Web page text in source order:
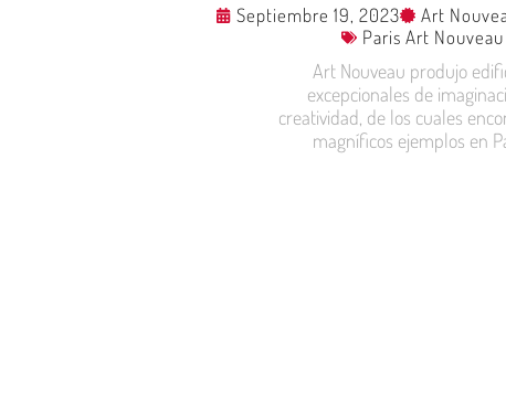
Septiembre 19, 2023 Art
Paris Art Nouveau
Art Nouveau produjo
excepcionales de
creatividad, de los cuales
magníficos ejemplos en